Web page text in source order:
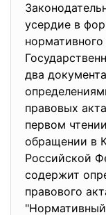
усердие в
два
правовых
первом
обращении в
Российской
содержит
правового